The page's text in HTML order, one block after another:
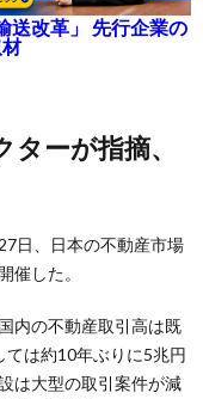
送改革」 先行企業の
日、日本の不動産市場
催した。
内の不動産取引高は既
は約10年ぶりに5兆円
は大型の取引案件が減